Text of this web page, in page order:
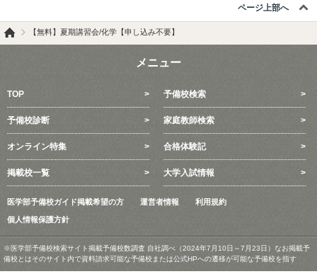
ページ上部へ
【無料】夏期講習会/化学【申し込み不要】
メニュー
TOP 予備校検索
予備校診断 家庭教師検索
オンライン特集 合格体験記
掲載校一覧 大学入試情報
医学部予備校ガイド掲載希望の方 運営者情報 利用規約
個人情報保護方針
※医学部予備校検索サイト掲載予備校数調査 自社調べ（2024年7月10日～7月23日）なお掲載予
備校とはそのサイト内で資料請求可能な予備校または公式HPへの遷移が可能な予備校を指す